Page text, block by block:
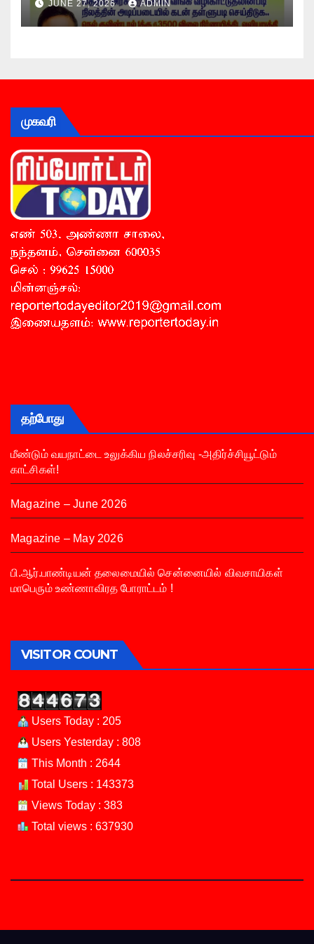
JUNE 27, 2026 ADMIN
முகவரி
தற்போது
மீண்டும் வயநாட்டை உலுக்கிய நிலச்சரிவு -அதிர்ச்சியூட்டும்
காட்சிகள்!
Magazine – June 2026
Magazine – May 2026
பி.ஆர்.பாண்டியன் தலைமையில் சென்னையில் விவசாயிகள்
மாபெரும் உண்ணாவிரத போராட்டம் !
VISITOR COUNT
Users Today : 205
Users Yesterday : 808
This Month : 2644
Total Users : 143373
Views Today : 383
Total views : 637930